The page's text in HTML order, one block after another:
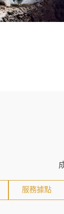
服務據點